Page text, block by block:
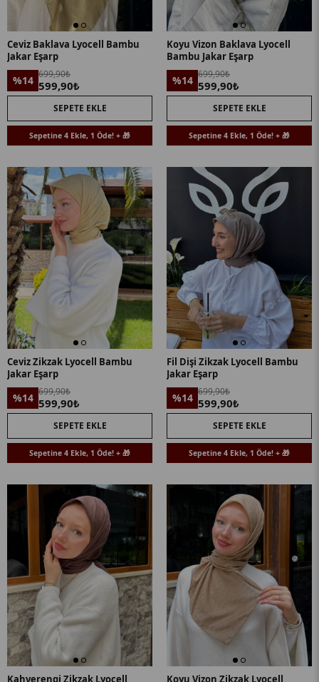
Ceviz Baklava Lyocell Bambu
Jakar Eşarp
%14 699,90₺
599,90₺
SEPETE EKLE
Sepetine 4 Ekle, 1 Öde! + 🎁
Koyu Vizon Baklava Lyocell
Bambu Jakar Eşarp
%14 699,90₺
599,90₺
SEPETE EKLE
Sepetine 4 Ekle, 1 Öde! + 🎁
Ceviz Zikzak Lyocell Bambu
Jakar Eşarp
%14 699,90₺
599,90₺
SEPETE EKLE
Sepetine 4 Ekle, 1 Öde! + 🎁
Fil Dişi Zikzak Lyocell Bambu
Jakar Eşarp
%14 699,90₺
599,90₺
SEPETE EKLE
Sepetine 4 Ekle, 1 Öde! + 🎁
Kahverengi Zikzak Lyocell Koyu Vizon Zikzak Lyocell